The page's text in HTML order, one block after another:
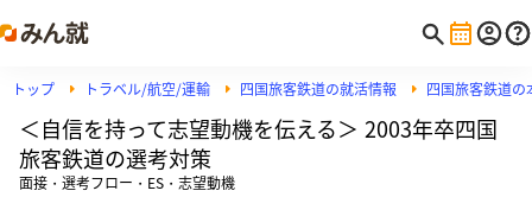
トップ トラベル/航空/運輸 四国旅客鉄道の就活情報 四国旅客鉄道
＜自信を持って志望動機を伝える＞ 2003年卒四国
旅客鉄道の選考対策
面接・選考フロー・ES・志望動機